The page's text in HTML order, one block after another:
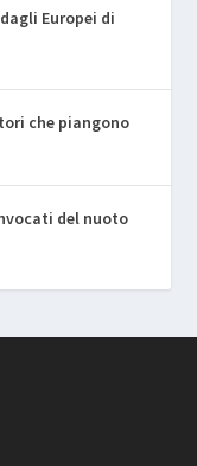
Europei di
che piangono
del nuoto